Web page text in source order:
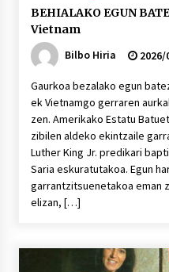
BEHIALAKO EGUN
Vietnam
Bilbo Hiria
2026/
Gaurkoa bezalako egun
ek Vietnamgo gerraren
zen. Amerikako Estatu
zibilen aldeko ekintzaile
Luther King Jr. predikari
Saria eskuratutakoa. Egun
garrantzitsuenetakoa eman
elizan, […]